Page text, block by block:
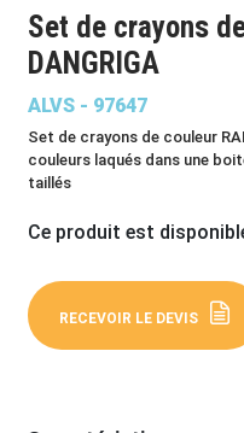
Set de crayons
DANGRIGA
ALVS - 97647
Set de crayons de couleur
couleurs laqués dans une
taillés
Ce produit est
RECEVOIR LE DEVIS